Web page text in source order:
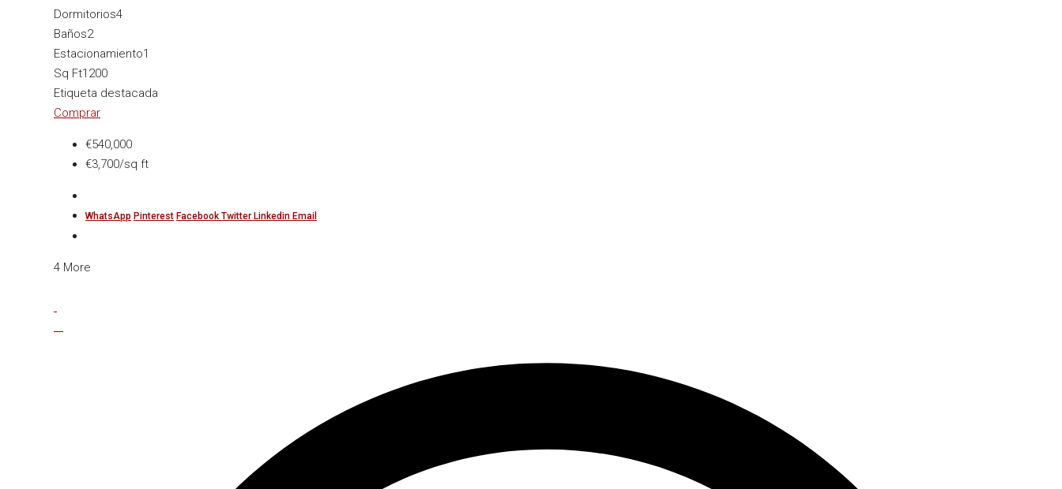
Dormitorios4
Baños2
Estacionamiento1
Sq Ft1200
Etiqueta destacada
Comprar
€540,000
€3,700/sq ft
WhatsApp Pinterest Facebook Twitter Linkedin Email
4 More